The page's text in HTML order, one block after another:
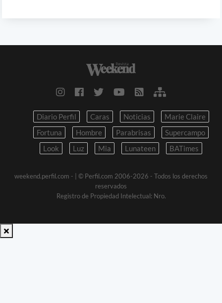
Diario Perfil Caras Noticias
Marie Claire
Fortuna
Hombre Parabrisas
Supercampo
Look
Luz Mia Lunateen BATimes
weekend.perfil.com -
| © Perfil.com 2006-2026 - Todos los derechos
reservados
Registro de Propiedad Intelectual: Nro.